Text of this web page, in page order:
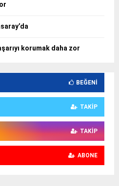
korumak daha zor
BEĞENI
TAKIP
TAKIP
ABONE